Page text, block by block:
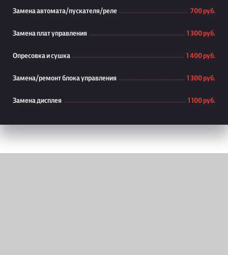
Замена автомата/пускателя/реле 700 руб.
Замена плат управления 1 300 руб.
Опресовка и сушка 1 400 руб.
Замена/ремонт блока управления 1 300 руб.
Замена дисплея 1 100 руб.